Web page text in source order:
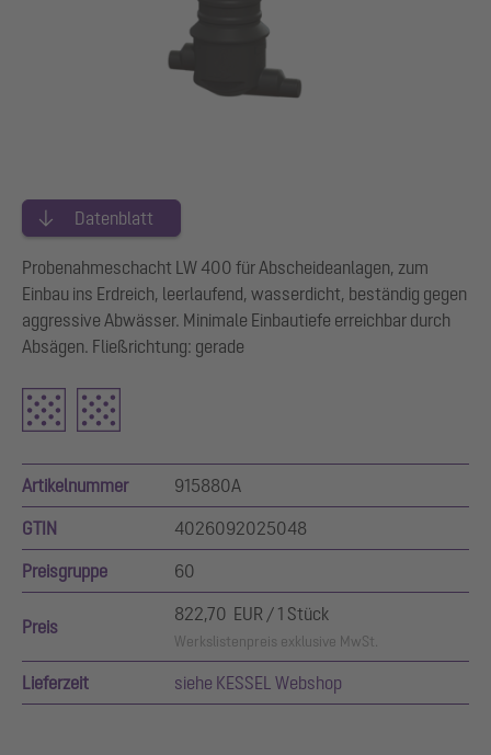
Datenblatt
Probenahmeschacht LW 400 für Abscheideanlagen, zum
Einbau ins Erdreich, leerlaufend, wasserdicht, beständig gegen
aggressive Abwässer. Minimale Einbautiefe erreichbar durch
Absägen. Fließrichtung: gerade
Artikelnummer 915880A
GTIN 4026092025048
Preisgruppe 60
Preis
822,70 EUR / 1 Stück
Werkslistenpreis exklusive MwSt.
Lieferzeit siehe KESSEL Webshop